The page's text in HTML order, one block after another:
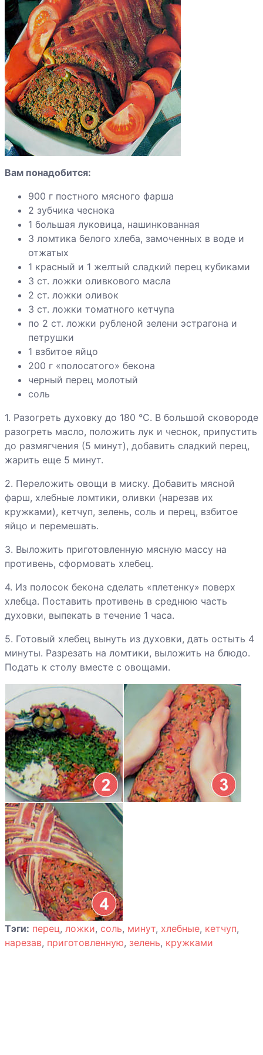
Говядина по-
бургундски
Говядина с
галетами
Говядина с
кабачками
Говядина с
маринованная в
пиве
Говяжьи
ребрышки с
шампиньонами
Грибы «фри» с
чесночным
соусом
Гуляш из
сосисок с
грибами
Хинкали
Хлебец мясной
Каннеллони
Капуста по-
ирландски
Картофель с
печенкой
Картофельные
оладьи с
курицей
Кебабы
Котлеты из
говядины по-
корейски
Котлеты из
говядины с
сыром
Котлеты из
свинины
«Мэриленд»
Котлеты мясные
по-баварски
Вам понадобится:
900 г постного мясного фарша
2 зубчика чеснока
1 большая луковица, нашинкованная
3 ломтика белого хлеба, замоченных в воде и
отжатых
1 красный и 1 желтый сладкий перец кубиками
3 ст. ложки оливкового масла
2 ст. ложки оливок
3 ст. ложки томатного кетчупа
по 2 ст. ложки рубленой зелени эстрагона и
петрушки
1 взбитое яйцо
200 г «полосатого» бекона
черный перец молотый
соль
1. Разогреть духовку до 180 °С. В большой сковороде
разогреть масло, положить лук и чеснок, припустить
до размягчения (5 минут), добавить сладкий перец,
жарить еще 5 минут.
2. Переложить овощи в миску. Добавить мясной
фарш, хлебные ломтики, оливки (нарезав их
кружками), кетчуп, зелень, соль и перец, взбитое
яйцо и перемешать.
3. Выложить приготовленную мясную массу на
противень, сформовать хлебец.
4. Из полосок бекона сделать «плетенку» поверх
хлебца. Поставить противень в среднюю часть
духовки, выпекать в течение 1 часа.
5. Готовый хлебец вынуть из духовки, дать остыть 4
минуты. Разрезать на ломтики, выложить на блюдо.
Подать к столу вместе с овощами.
Тэги: перец, ложки, соль, минут, хлебные, кетчуп,
нарезав, приготовленную, зелень, кружками